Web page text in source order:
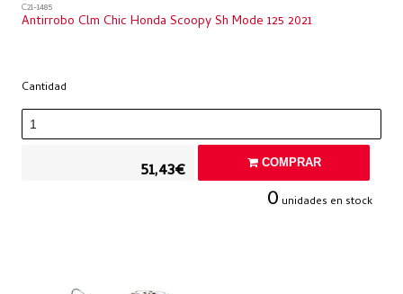
C21-1485
Antirrobo Clm Chic Honda Scoopy Sh Mode 125 2021
Cantidad
51,43€ COMPRAR
0 unidades en stock